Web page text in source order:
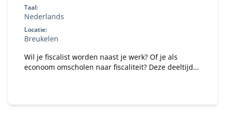
Taal:
Nederlands
Locatie:
Breukelen
Wil je fiscalist worden naast je werk? Of je als
econoom omscholen naar fiscaliteit? Deze deeltijd